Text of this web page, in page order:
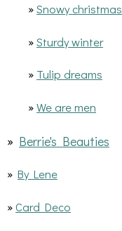
»Snowy christmas
»Sturdy winter
» Tulip dreams
»We are men
» Berrie's Beauties
» By Lene
»Card Deco